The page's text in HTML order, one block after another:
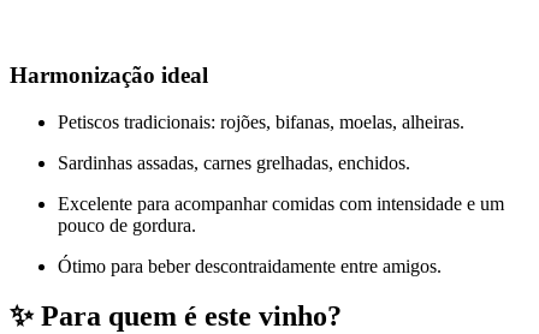
Harmonização ideal
Petiscos tradicionais: rojões, bifanas, moelas, alheiras.
Sardinhas assadas, carnes grelhadas, enchidos.
Excelente para acompanhar comidas com intensidade e um
pouco de gordura.
Ótimo para beber descontraidamente entre amigos.
✨ Para quem é este vinho?